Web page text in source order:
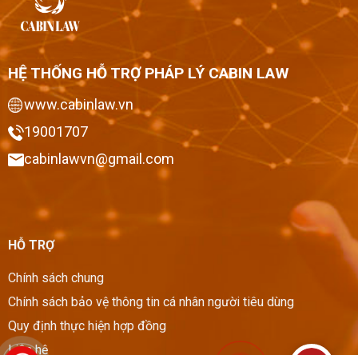
HỆ THỐNG HỖ TRỢ PHÁP LÝ CABIN LAW
www.cabinlaw.vn
19001707
cabinlawvn@gmail.com
HỖ TRỢ
Chính sách chung
Chính sách bảo vệ thông tin cá nhân người tiêu dùng
Quy định thực hiện hợp đồng
Liên hệ